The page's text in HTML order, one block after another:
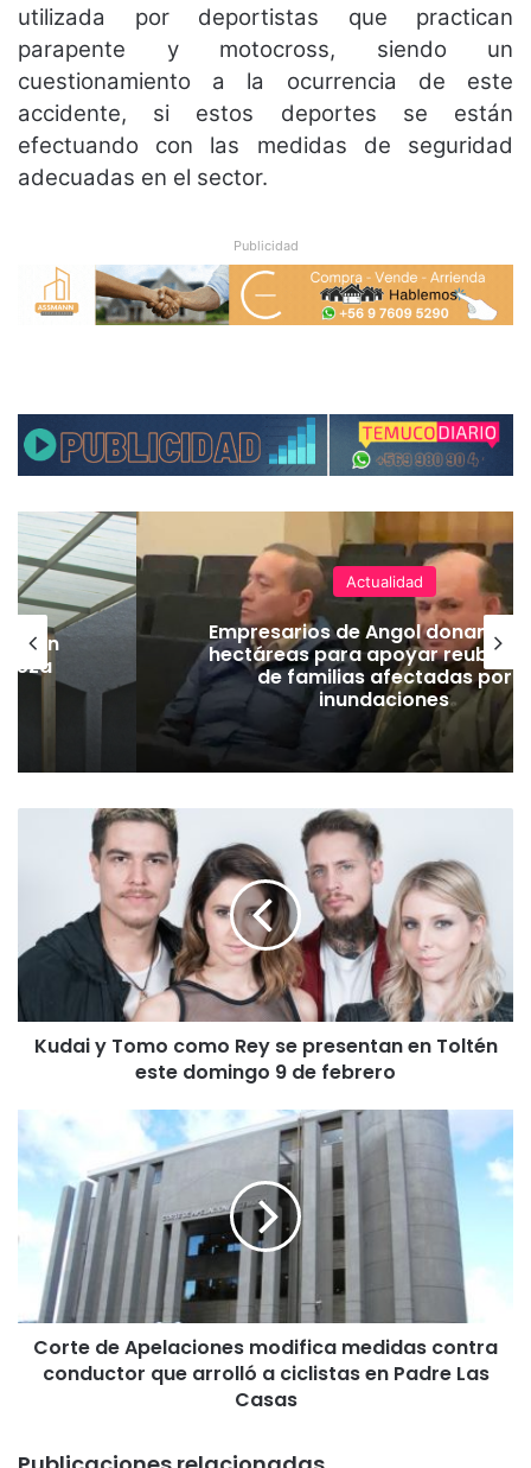
utilizada por deportistas que practican
parapente y motocross, siendo un
cuestionamiento a la ocurrencia de este
accidente, si estos deportes se están
efectuando con las medidas de seguridad
adecuadas en el sector.
Publicidad
Actualidad
Empresarios de Angol donan
hectáreas para apoyar
de familias afectadas por
inundaciones
m
o
R
s
r
Kudai y Tomo como Rey se presentan en Toltén
este domingo 9 de febrero
o
r
d
p
Corte de Apelaciones modifica medidas contra
conductor que arrolló a ciclistas en Padre Las
Casas